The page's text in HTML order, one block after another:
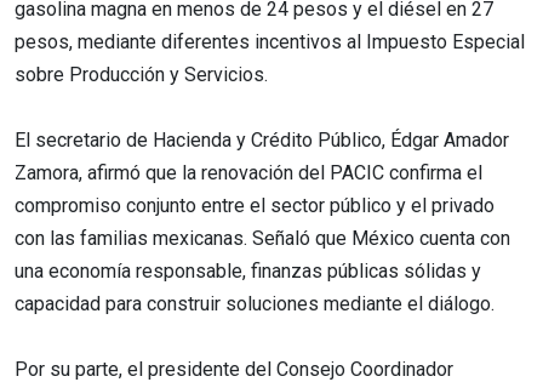
gasolina magna en menos de 24 pesos y el diésel en 27
pesos, mediante diferentes incentivos al Impuesto Especial
sobre Producción y Servicios.
El secretario de Hacienda y Crédito Público, Édgar Amador
Zamora, afirmó que la renovación del PACIC confirma el
compromiso conjunto entre el sector público y el privado
con las familias mexicanas. Señaló que México cuenta con
una economía responsable, finanzas públicas sólidas y
capacidad para construir soluciones mediante el diálogo.
Por su parte, el presidente del Consejo Coordinador